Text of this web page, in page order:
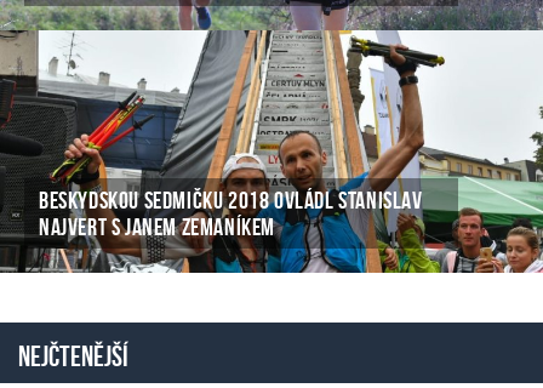
BESKYDSKOU SEDMIČKU 2018 OVLÁDL STANISLAV
NAJVERT S JANEM ZEMANÍKEM
Nejčtenější